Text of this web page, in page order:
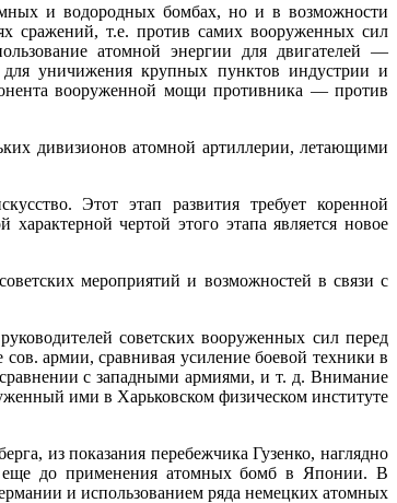
и водородных бомбах, но и в возможности
сражений, т.е. против самих вооруженных сил
атомной энергии для двигателей —
унич­ижения крупных пунктов индустрии и
вооруженной мощи противника — против
дивизионов атомной артиллерии, летающими
Этот этап разви­тия требует коренной
чертой этого этапа является новое
мероприятий и возможностей в связи с
советских вооруженных сил перед
армии, сравнивая усиление боевой техни­ки в
с западными армиями, и т. д. Внимание
ими в Харьковском физическом институте
из показания перебежчика Гузенко, наглядно
еще до применения атомных бомб в Японии. В
и ис­пользованием ряда немецких атомных